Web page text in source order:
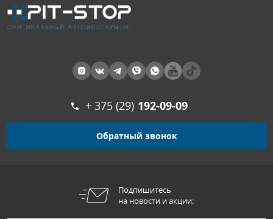
+ 375 (29) 192-09-09
Обратный звонок
Подпишитесь
на новости и акции: